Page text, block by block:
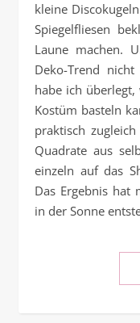
kleine
Spiegelfliesen
Laune machen.
Deko-Trend
habe ich
Kostüm basteln
praktisch
Quadrate aus
einzeln auf das
Das Ergebnis hat
in der Sonne